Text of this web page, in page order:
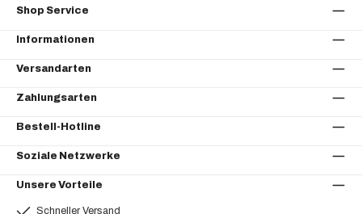
Shop Service
Informationen
Versandarten
Zahlungsarten
Bestell-Hotline
Soziale Netzwerke
Unsere Vorteile
Schneller Versand